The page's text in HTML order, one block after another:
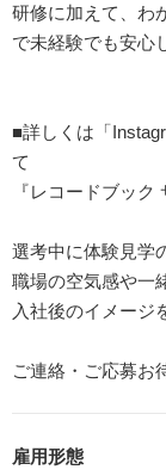
研修に加えて、わ
で未経験でも安心
■詳しくは「
て
『レコードブック
選考中に体験見学
職場の空気感や一
入社後のイメージ
ご連絡・ご応募お
雇用形態